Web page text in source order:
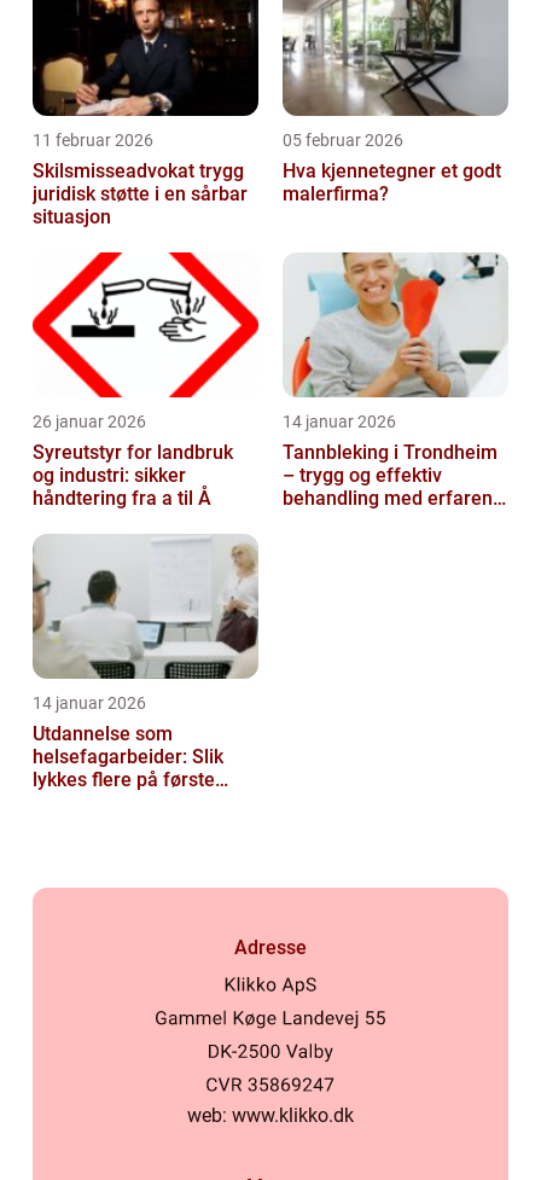
11 februar 2026
Skilsmisseadvokat trygg
juridisk støtte i en sårbar
situasjon
05 februar 2026
Hva kjennetegner et godt
malerfirma?
26 januar 2026
Syreutstyr for landbruk
og industri: sikker
håndtering fra a til Å
14 januar 2026
Tannbleking i Trondheim
– trygg og effektiv
behandling med erfaren
14 januar 2026
Utdannelse som
helsefagarbeider: Slik
lykkes flere på første
Adresse
web: www.klikko.dk